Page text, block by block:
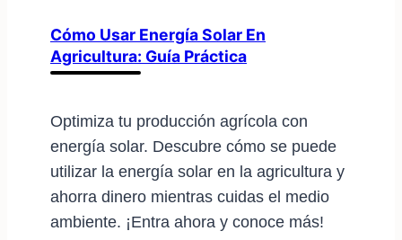
¿cuál
encabeza
Cómo Usar Energía Solar En
Agricultura: Guía Práctica
Optimiza tu producción agrícola con
energía solar. Descubre cómo se puede
utilizar la energía solar en la agricultura y
ahorra dinero mientras cuidas el medio
ambiente. ¡Entra ahora y conoce más!